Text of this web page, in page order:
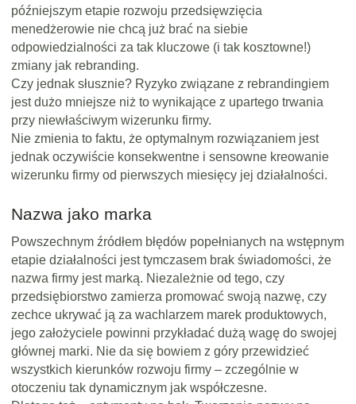
późniejszym etapie rozwoju przedsięwzięcia
menedżerowie nie chcą już brać na siebie
odpowiedzialności za tak kluczowe (i tak kosztowne!)
zmiany jak rebranding.
Czy jednak słusznie? Ryzyko związane z rebrandingiem
jest dużo mniejsze niż to wynikające z upartego trwania
przy niewłaściwym wizerunku firmy.
Nie zmienia to faktu, że optymalnym rozwiązaniem jest
jednak oczywiście konsekwentne i sensowne kreowanie
wizerunku firmy od pierwszych miesięcy jej działalności.
Nazwa jako marka
Powszechnym źródłem błędów popełnianych na wstępnym
etapie działalności jest tymczasem brak świadomości, że
nazwa firmy jest marką. Niezależnie od tego, czy
przedsiębiorstwo zamierza promować swoją nazwę, czy
zechce ukrywać ją za wachlarzem marek produktowych,
jego założyciele powinni przykładać dużą wagę do swojej
głównej marki. Nie da się bowiem z góry przewidzieć
wszystkich kierunków rozwoju firmy – zczególnie w
otoczeniu tak dynamicznym jak współczesne.